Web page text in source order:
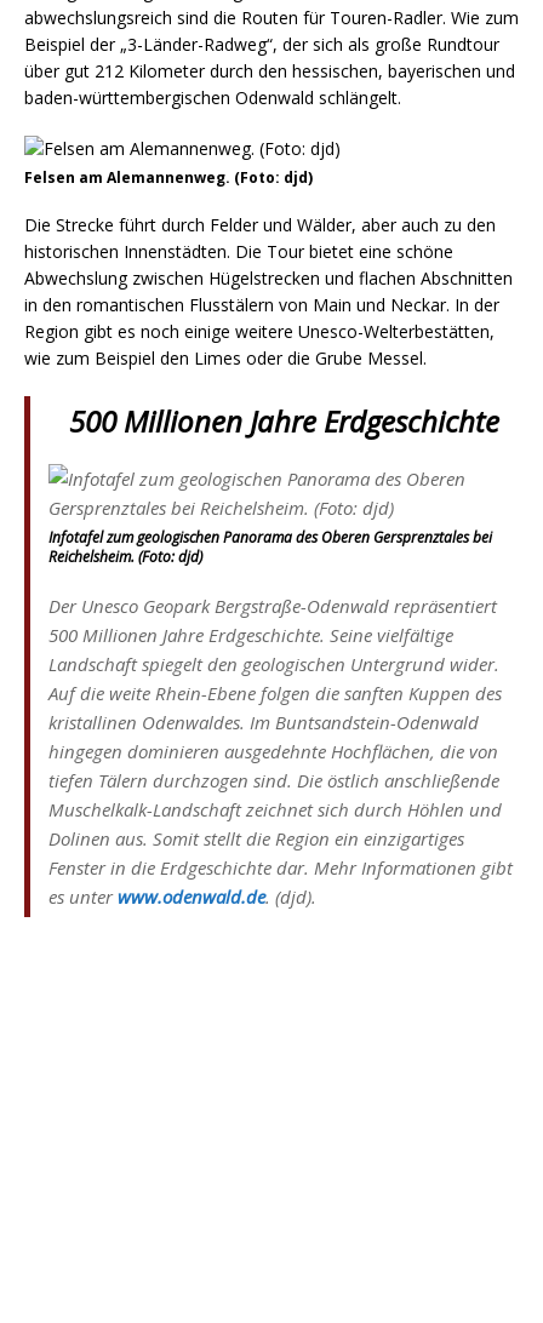
abwechslungsreich sind die Routen für Touren-Radler. Wie zum
Beispiel der „3-Länder-Radweg“, der sich als große Rundtour
über gut 212 Kilometer durch den hessischen, bayerischen und
baden-württembergischen Odenwald schlängelt.
Felsen am Alemannenweg. (Foto: djd)
Die Strecke führt durch Felder und Wälder, aber auch zu den
historischen Innenstädten. Die Tour bietet eine schöne
Abwechslung zwischen Hügelstrecken und flachen Abschnitten
in den romantischen Flusstälern von Main und Neckar. In der
Region gibt es noch einige weitere Unesco-Welterbestätten,
wie zum Beispiel den Limes oder die Grube Messel.
500 Millionen Jahre Erdgeschichte
Infotafel zum geologischen Panorama des Oberen Gersprenztales bei
Reichelsheim. (Foto: djd)
Der Unesco Geopark Bergstraße-Odenwald repräsentiert
500 Millionen Jahre Erdgeschichte. Seine vielfältige
Landschaft spiegelt den geologischen Untergrund wider.
Auf die weite Rhein-Ebene folgen die sanften Kuppen des
kristallinen Odenwaldes. Im Buntsandstein-Odenwald
hingegen dominieren ausgedehnte Hochflächen, die von
tiefen Tälern durchzogen sind. Die östlich anschließende
Muschelkalk-Landschaft zeichnet sich durch Höhlen und
Dolinen aus. Somit stellt die Region ein einzigartiges
Fenster in die Erdgeschichte dar. Mehr Informationen gibt
es unterwww.odenwald.de. (djd).